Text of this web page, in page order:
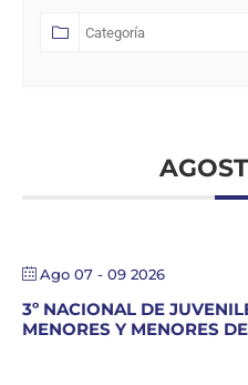
Ago 07 - 09 2026
3º NACIONAL DE
MENORES Y MENORES